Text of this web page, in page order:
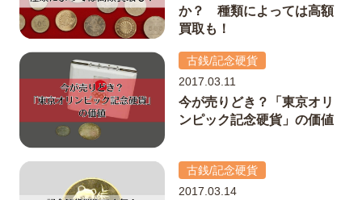
か？ 種類によっては高額
買取も！
古銭/記念硬貨
2017.03.11
今が売りどき？「東京オリ
ンピック記念硬貨」の価値
古銭/記念硬貨
2017.03.14